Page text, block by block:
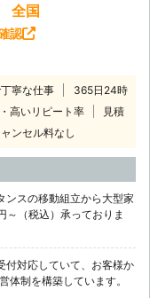
全国
認
寧な仕事
365日24時
高いリピート率
見積
ンセル料なし
ンスの移動組立から大型家
（税込）承っておりま
付対応していて、お客様か
体制を構築しています。